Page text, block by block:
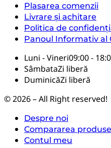
Plasarea comenzii
Livrare și achitare
Politica de
Panoul Informativ al
Luni - Vineri09:00 -
SâmbataZi liberă
DuminicăZi liberă
© 2026 – All Right reserved!
Despre noi
Compararea
Contul meu